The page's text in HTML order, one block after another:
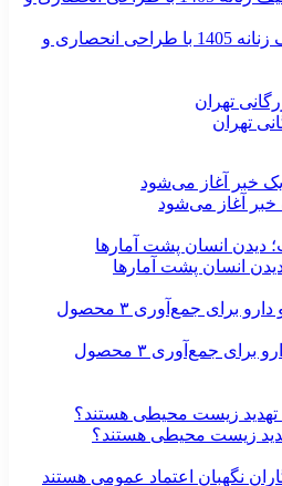
جدیدترین مدل‌های کیف زنانه 1405 با طراحی انحصاری و
تهران
خبر آغاز می‌شود
انسان پشت آمارها
دستور سازمان غذا و دارو برای جمع‌آوری ۳ محصول
زیست محیطی هستند؟